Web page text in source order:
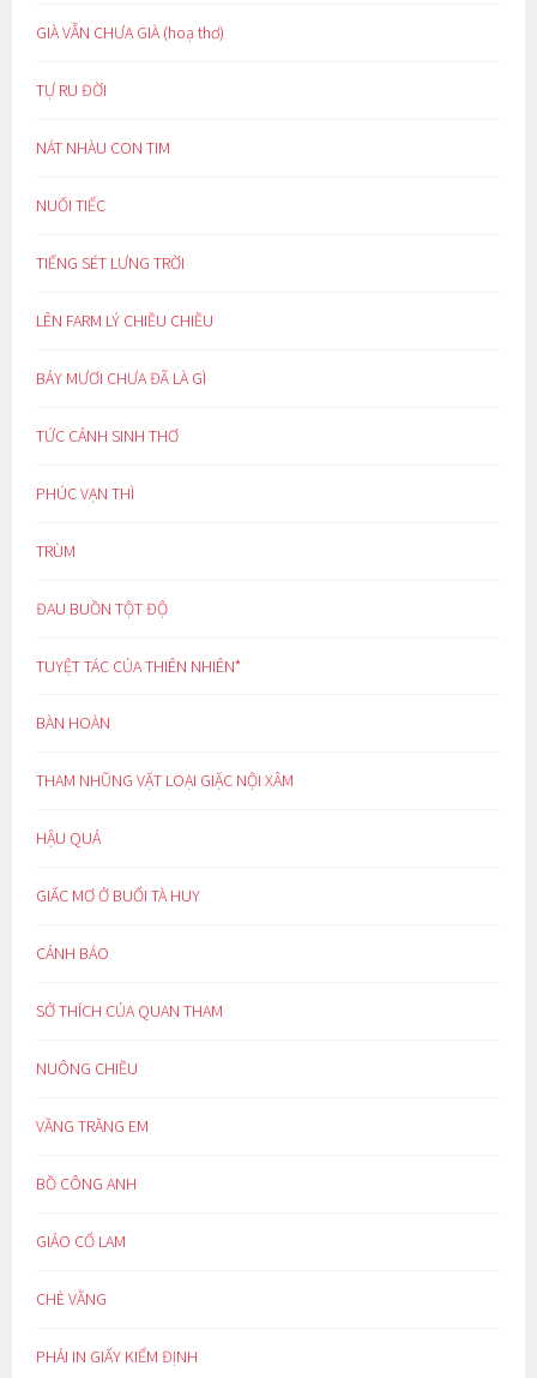
GIÀ VẪN CHƯA GIÀ (hoạ thơ)
TỰ RU ĐỜI
NÁT NHÀU CON TIM
NUỐI TIẾC
TIẾNG SÉT LƯNG TRỜI
LÊN FARM LÝ CHIỀU CHIỀU
BẢY MƯƠI CHƯA ĐÃ LÀ GÌ
TỨC CẢNH SINH THƠ
PHÚC VẠN THÌ
TRÙM
ĐAU BUỒN TỘT ĐỘ
TUYỆT TÁC CỦA THIÊN NHIÊN*
BÀN HOÀN
THAM NHŨNG VẶT LOẠI GIẶC NỘI XÂM
HẬU QUẢ
GIẤC MƠ Ở BUỔI TÀ HUY
CẢNH BÁO
SỞ THÍCH CỦA QUAN THAM
NUÔNG CHIỀU
VẦNG TRĂNG EM
BỒ CÔNG ANH
GIẢO CỔ LAM
CHÈ VẰNG
PHẢI IN GIẤY KIỂM ĐỊNH